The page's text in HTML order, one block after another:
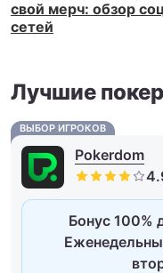
свой мерч: обзор
сетей
Лучшие
ВЫБОР ИГРОКОВ
Pokerdom
Бонус 100%